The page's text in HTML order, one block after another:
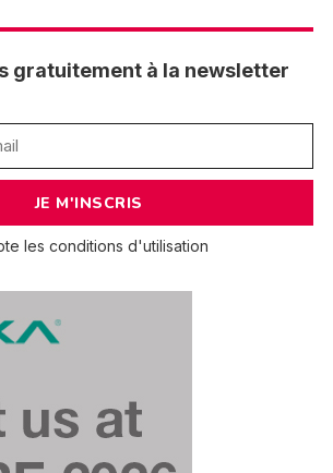
gratuitement à la newsletter
les conditions d'utilisation